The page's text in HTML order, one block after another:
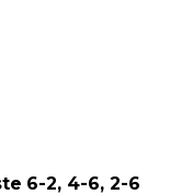
6-2, 4-6, 2-6